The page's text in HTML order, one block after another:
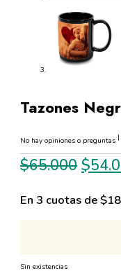
Tazones
No hay opiniones o preguntas |
$65.000 El
$
En 3 cuotas de
Sin existencias